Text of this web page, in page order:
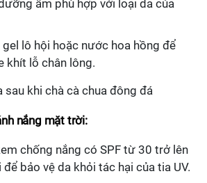
ẩm phù hợp với loại da của
lô hội hoặc nước hoa hồng để
khít lỗ chân lông.
sau khi chà cà chua đông đá
nắng mặt trời:
chống nắng có SPF từ 30 trở lên
bảo vệ da khỏi tác hại của tia UV.